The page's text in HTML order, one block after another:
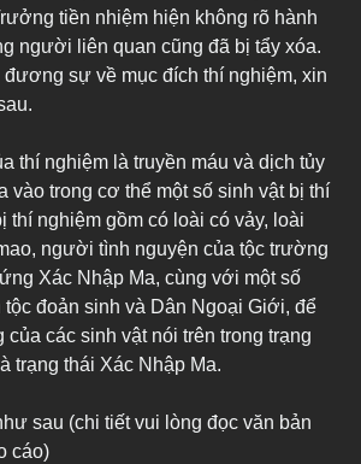
tiền nhiệm hiện không rõ hành
người liên quan cũng đã bị tẩy xóa.
đương sự về mục đích thí nghiệm, xin
thí nghiệm là truyền máu và dịch tủy
vào trong cơ thể một số sinh vật bị thí
thí nghiệm gồm có loài có vảy, loài
người tình nguyện của tộc trường
Xác Nhập Ma, cùng với một số
đoản sinh và Dân Ngoại Giới, để
của các sinh vật nói trên trong trạng
trạng thái Xác Nhập Ma.
sau (chi tiết vui lòng đọc văn bản
cáo)